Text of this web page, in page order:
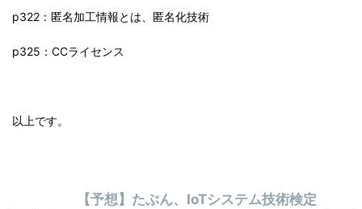
p322：匿名加工情報とは、匿名化技術
p325：CCライセンス
以上です。
【予想】たぶん、IoTシステム技術検定